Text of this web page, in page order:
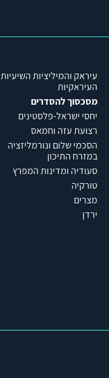
עיראק והמיליציות השיעיות
העיראקיות
מסכסוך להסדרים
יחסי ישראל-פלסטינים
רצועת עזה וחמאס
הסכמי שלום ונורמליזציה
במזרח התיכון
סעודיה ומדינות המפרץ
טורקיה
מצרים
ירדן